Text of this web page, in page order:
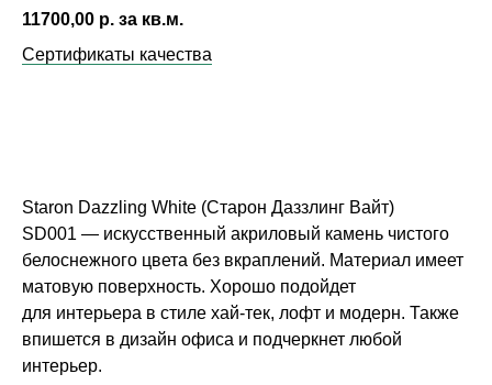
11700,00 р. за кв.м.
Сертификаты качества
Staron Dazzling White (Старон Даззлинг Вайт)
SD001 — искусственный акриловый камень чистого
белоснежного цвета без вкраплений. Материал имеет
матовую поверхность. Хорошо подойдет
для интерьера в стиле хай-тек, лофт и модерн. Также
впишется в дизайн офиса и подчеркнет любой
интерьер.